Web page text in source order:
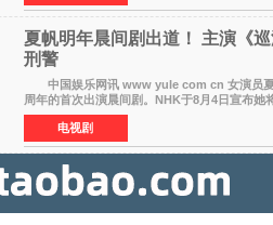
夏帆明年晨间剧出道！ 主演《
刑警
中国娱乐网讯 www yule com cn 女演员夏
周年的首次出演晨间剧。NHK于8月4日宣布她
上半期的晨间剧《巡游的天鹅》，饰演与女主角
电视剧